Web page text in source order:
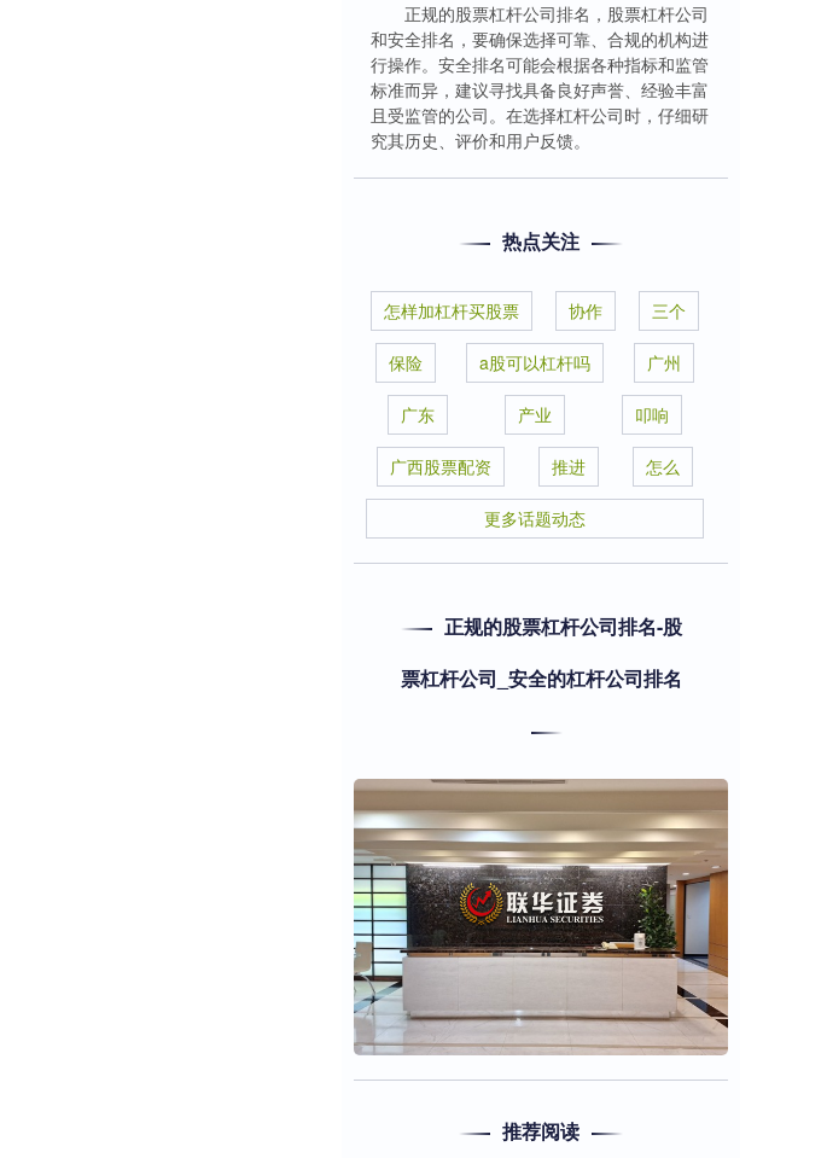
正规的股票杠杆公司排名，股票杠杆公司
和安全排名，要确保选择可靠、合规的机构进
行操作。安全排名可能会根据各种指标和监管
标准而异，建议寻找具备良好声誉、经验丰富
且受监管的公司。在选择杠杆公司时，仔细研
究其历史、评价和用户反馈。
热点关注
怎样加杠杆买股票 协作 三个
保险 a股可以杠杆吗 广州
广东 产业 叩响
广西股票配资 推进 怎么
更多话题动态
正规的股票杠杆公司排名-股
票杠杆公司_安全的杠杆公司排名
推荐阅读